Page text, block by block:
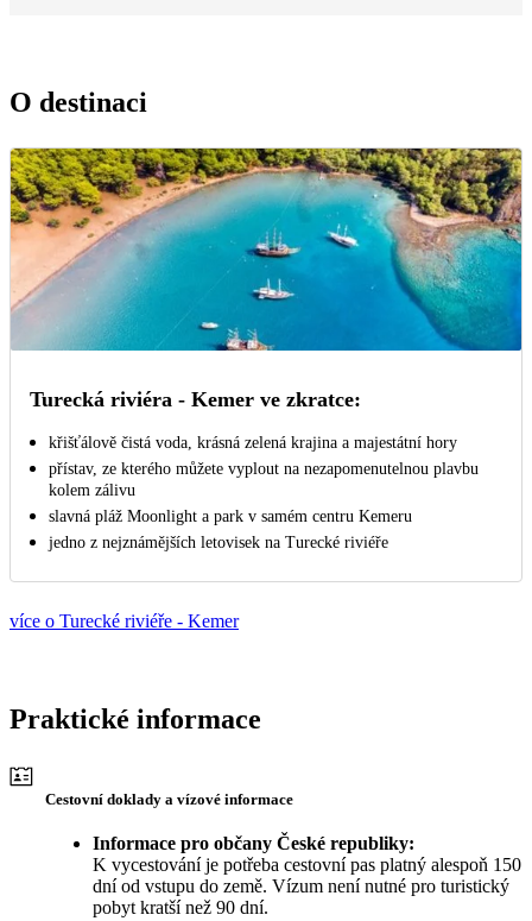
O destinaci
Turecká riviéra - Kemer ve zkratce:
křišťálově čistá voda, krásná zelená krajina a majestátní hory
přístav, ze kterého můžete vyplout na nezapomenutelnou plavbu
kolem zálivu
slavná pláž Moonlight a park v samém centru Kemeru
jedno z nejznámějších letovisek na Turecké riviéře
více o Turecké riviéře - Kemer
Praktické informace
Cestovní doklady a vízové informace
Informace pro občany České republiky:
K vycestování je potřeba cestovní pas platný alespoň 150
dní od vstupu do země. Vízum není nutné pro turistický
pobyt kratší než 90 dní.